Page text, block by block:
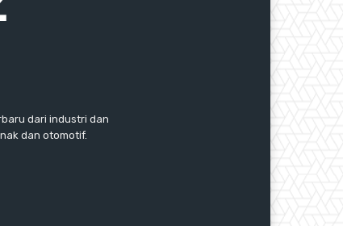
dari industri dan
dan otomotif.